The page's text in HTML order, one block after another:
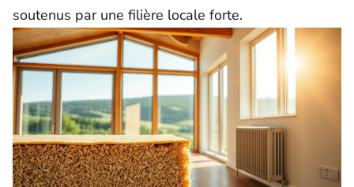
soutenus par une filière locale forte.